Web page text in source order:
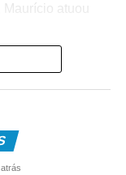
atuou
Técnica
também foi